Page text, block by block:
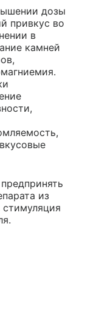
дозы
привкус во
в
камней
из